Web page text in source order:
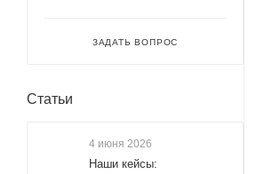
ЗАДАТЬ ВОПРОС
Статьи
4 июня 2026
Наши кейсы: